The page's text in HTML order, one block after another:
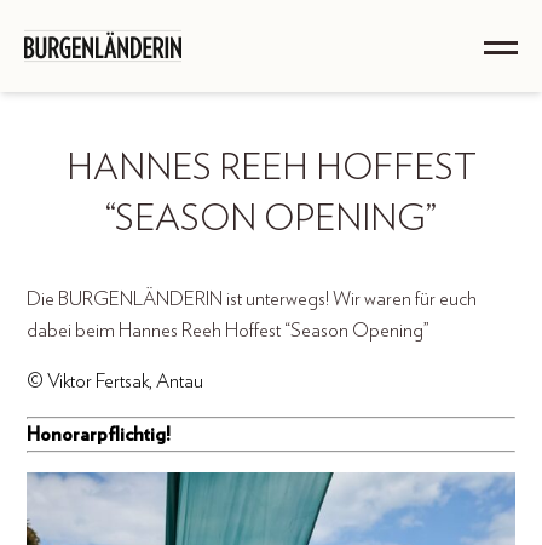
HANNES REEH HOFFEST
“SEASON OPENING”
Die BURGENLÄNDERIN ist unterwegs! Wir waren für euch
dabei beim Hannes Reeh Hoffest “Season Opening”
© Viktor Fertsak, Antau
Honorarpflichtig!